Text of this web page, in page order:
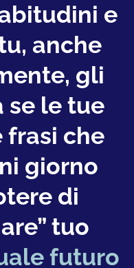
e
anche
gli
se le tue
frasi che
giorno
di
tuo
futuro